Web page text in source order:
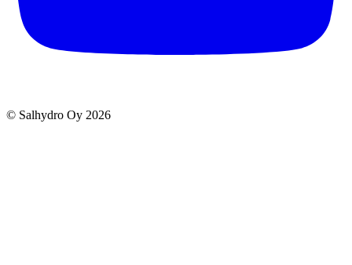
© Salhydro Oy 2026